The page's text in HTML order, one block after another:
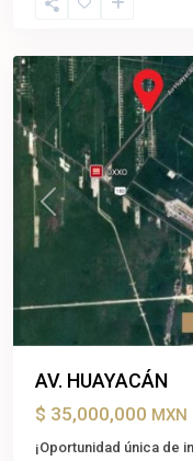
Benito
Previous
AV. HUAYACÁN
$ 35,000,000 MXN
¡Oportunidad única de